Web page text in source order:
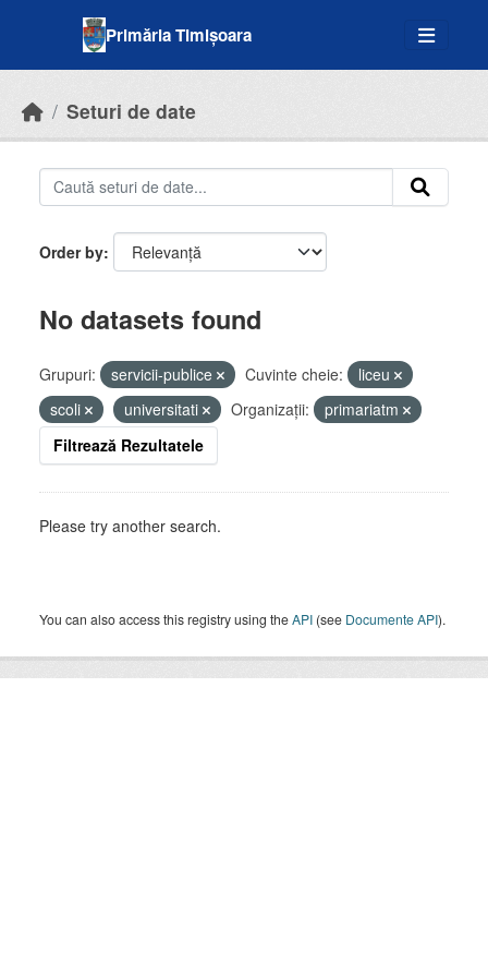
Primăria Timișoara
Seturi de date
Order by
No datasets found
Grupuri: servicii-publice Cuvinte cheie:
liceu
scoli
universitati Organizații:
primariatm
Filtrează Rezultatele
Please try another search.
You can also access this registry using theAPI (see Documente API).